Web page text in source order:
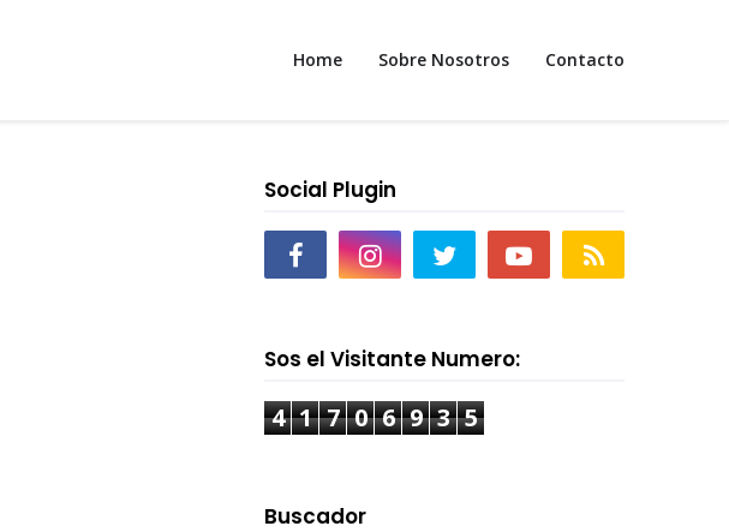
Home Sobre Nosotros Contacto
Social Plugin
Sos el Visitante Numero:
4 1 7 0 6 9 3 5
Buscador